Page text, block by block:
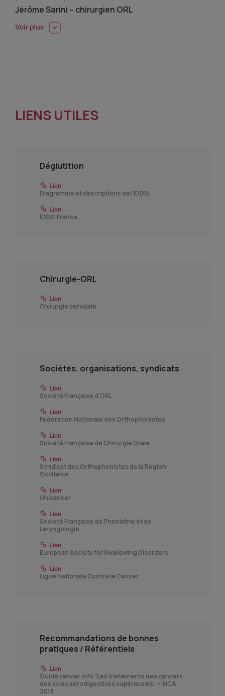
Jérôme Sarini – chirurgien ORL
LIENS UTILES
Déglutition
Diagramme et descriptions de l'IDDSI
IDDSI France
Chirurgie-ORL
Chirurgie cervicale
Sociétés, organisations, syndicats
Société Française d'ORL
Fédération Nationale des Orthophonistes
Société Française de Chirurgie Orale
Syndicat des Orthophonistes de la Région
Occitanie
Unicancer
Société Française de Phoniatrie et de
Laryngologie
European Society for Swallowing Disorders
Ligue Nationale Contre le Cancer
Recommandations de bonnes
pratiques / Référentiels
Guide cancer info "Les traitements des cancers
des voies aérodigestives supérieures" – INCA
2018